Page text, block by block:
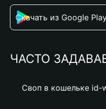
Скачать из Google
ЧАСТО
Своп в кошельке id-